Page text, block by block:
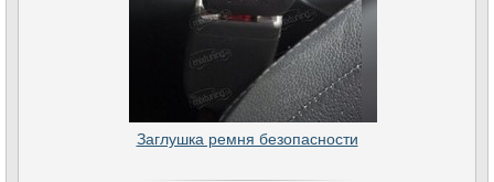
Заглушка ремня безопасности